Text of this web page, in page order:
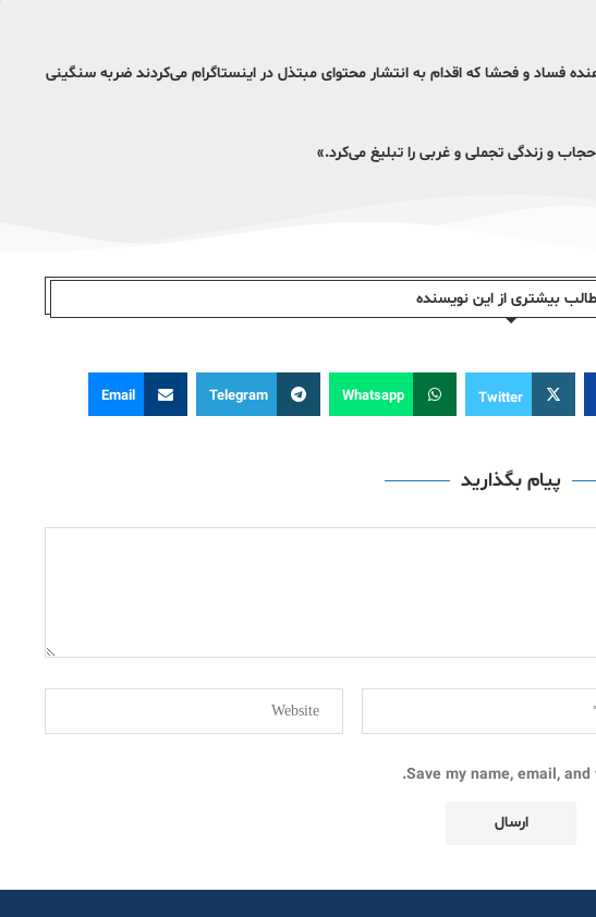
فساد و فحشا که اقدام به انتشار محتوای مبتذل در اینستاگرام می‌کردند ضربه سنگینی
و زندگی تجملی و غربی را تبلیغ می‌کرد.»
بیشتری از این نویسندە
Twitter
Whatsapp
Telegram
Email
پیام بگذارید
Save my name, email,